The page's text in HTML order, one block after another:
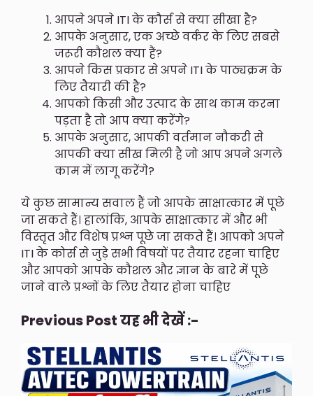
आपने अपने ITI के कौर्स से क्या सीखा है?
आपके अनुसार, एक अच्छे वर्कर के लिए सबसे
जरूरी कौशल क्या हैं?
आपने किस प्रकार से अपने ITI के पाठ्यक्रम के
लिए तैयारी की है?
आपको किसी और उत्पाद के साथ काम करना
पड़ता है तो आप क्या करेंगे?
आपके अनुसार, आपकी वर्तमान नौकरी से
आपकी क्या सीख मिली है जो आप अपने अगले
काम में लागू करेंगे?
ये कुछ सामान्य सवाल हैं जो आपके साक्षात्कार में पूछे
जा सकते हैं। हालांकि, आपके साक्षात्कार में और भी
विस्तृत और विशेष प्रश्न पूछे जा सकते हैं। आपको अपने
ITI के कोर्स से जुड़े सभी विषयों पर तैयार रहना चाहिए
और आपको आपके कौशल और ज्ञान के बारे में पूछे
जाने वाले प्रश्नों के लिए तैयार होना चाहिए
Previous Post यह भी देखें :-